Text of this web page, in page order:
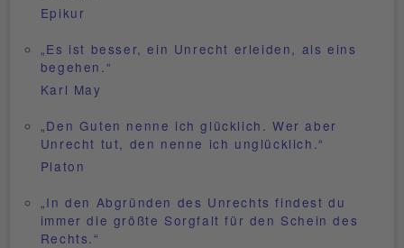
Epikur
„Es ist besser, ein Unrecht erleiden, als eins
begehen.“
Karl May
„Den Guten nenne ich glücklich. Wer aber
Unrecht tut, den nenne ich unglücklich.“
Platon
„In den Abgründen des Unrechts findest du
immer die größte Sorgfalt für den Schein des
Rechts.“